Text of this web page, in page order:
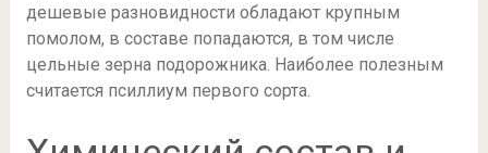
дешевые разновидности обладают крупным
помолом, в составе попадаются, в том числе
цельные зерна подорожника. Наиболее полезным
считается псиллиум первого сорта.